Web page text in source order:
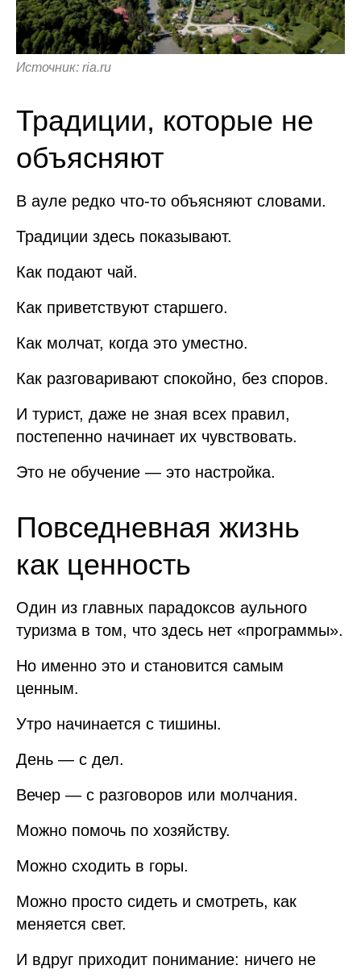
Источник: ria.ru
Традиции, которые не
объясняют
В ауле редко что-то объясняют словами.
Традиции здесь показывают.
Как подают чай.
Как приветствуют старшего.
Как молчат, когда это уместно.
Как разговаривают спокойно, без споров.
И турист, даже не зная всех правил,
постепенно начинает их чувствовать.
Это не обучение — это настройка.
Повседневная жизнь
как ценность
Один из главных парадоксов аульного
туризма в том, что здесь нет «программы».
Но именно это и становится самым
ценным.
Утро начинается с тишины.
День — с дел.
Вечер — с разговоров или молчания.
Можно помочь по хозяйству.
Можно сходить в горы.
Можно просто сидеть и смотреть, как
меняется свет.
И вдруг приходит понимание: ничего не